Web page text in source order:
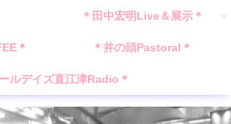
＊田中宏明Live＆展示＊
＊ ＊井の頭Pastoral＊
ルデイズ直江津Radio＊